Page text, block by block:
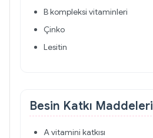
B kompleksi vitaminleri
Çinko
Lesitin
Besin Katkı Maddeleri
A vitamini katkısı